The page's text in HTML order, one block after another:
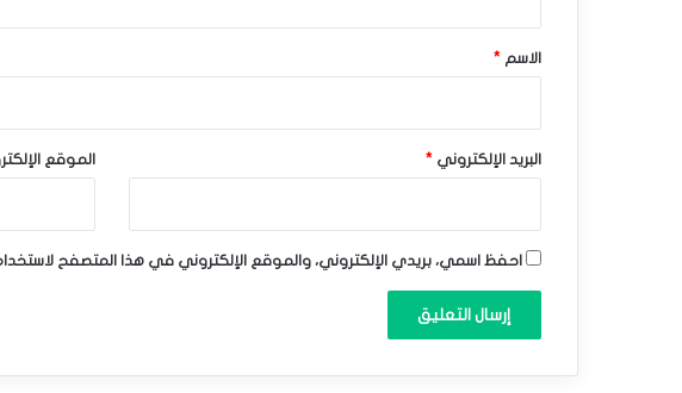
و
ق
ع
ا
ت
ا
ل
ي
*الاسم *
البريد الإلكتروني * الموقع
احفظ اسمي، بريدي الإلكتروني، والموقع الإلكتروني في هذا المتصفح